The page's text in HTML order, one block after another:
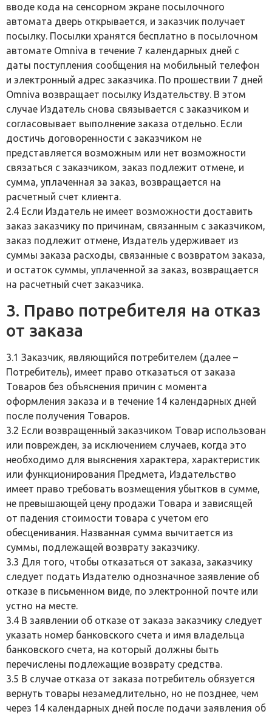
вводе кода на сенсорном экране посылочного
автомата дверь открывается, и заказчик получает
посылку. Посылки хранятся бесплатно в посылочном
автомате Omniva в течение 7 календарных дней с
даты поступления сообщения на мобильный телефон
и электронный адрес заказчика. По прошествии 7 дней
Omniva возвращает посылку Издательству. В этом
случае Издатель снова связывается с заказчиком и
согласовывает выполнение заказа отдельно. Если
достичь договоренности с заказчиком не
представляется возможным или нет возможности
связаться с заказчиком, заказ подлежит отмене, и
сумма, уплаченная за заказ, возвращается на
расчетный счет клиента.
2.4 Если Издатель не имеет возможности доставить
заказ заказчику по причинам, связанным с заказчиком,
заказ подлежит отмене, Издатель удерживает из
суммы заказа расходы, связанные с возвратом заказа,
и остаток суммы, уплаченной за заказ, возвращается
на расчетный счет заказчика.
3. Право потребителя на отказ
от заказа
3.1 Заказчик, являющийся потребителем (далее –
Потребитель), имеет право отказаться от заказа
Товаров без объяснения причин с момента
оформления заказа и в течение 14 календарных дней
после получения Товаров.
3.2 Если возвращенный заказчиком Товар использован
или поврежден, за исключением случаев, когда это
необходимо для выяснения характера, характеристик
или функционирования Предмета, Издательство
имеет право требовать возмещения убытков в сумме,
не превышающей цену продажи Товара и зависящей
от падения стоимости товара с учетом его
обесценивания. Названная сумма вычитается из
суммы, подлежащей возврату заказчику.
3.3 Для того, чтобы отказаться от заказа, заказчику
следует подать Издателю однозначное заявление об
отказе в письменном виде, по электронной почте или
устно на месте.
3.4 В заявлении об отказе от заказа заказчику следует
указать номер банковского счета и имя владельца
банковского счета, на который должны быть
перечислены подлежащие возврату средства.
3.5 В случае отказа от заказа потребитель обязуется
вернуть товары незамедлительно, но не позднее, чем
через 14 календарных дней после подачи заявления об